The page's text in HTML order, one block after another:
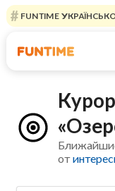
FUNTIME
от